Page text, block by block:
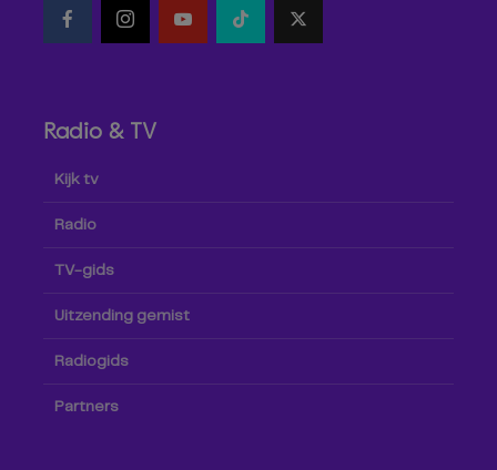
Radio & TV
Kijk tv
Radio
TV-gids
Uitzending gemist
Radiogids
Partners